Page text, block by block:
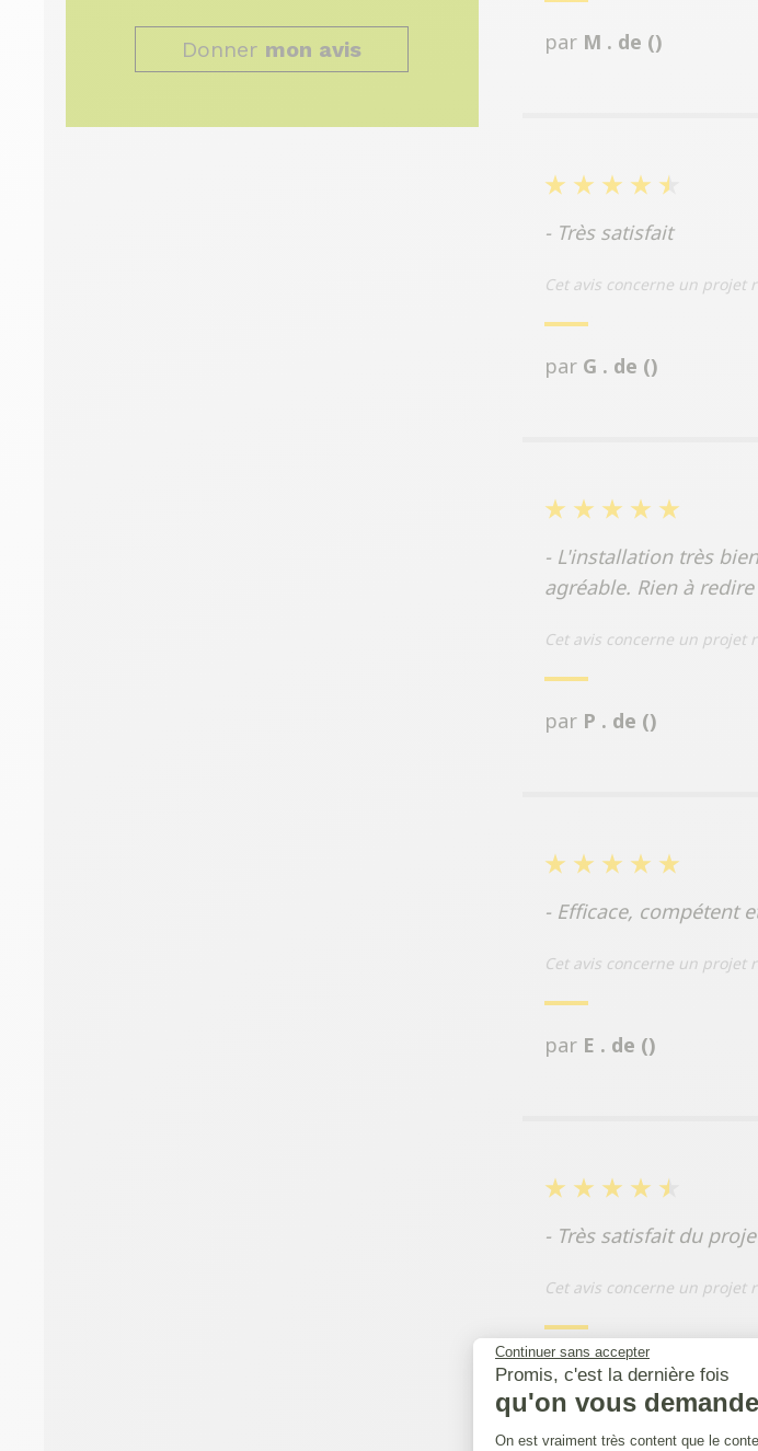
Continuer sans accepter
Promis, c'est la dernière fois
qu'on vous demande
Plateforme de
On est vraiment très content que le
Donner mon avis par M . de ()
- Très satisfait
Cet avis concerne un projet
par G . de ()
- L'installation très
agréable. Rien à redire
Cet avis concerne un projet
par P . de ()
- Efficace, compétent
Cet avis concerne un projet
par E . de ()
- Très satisfait du
Cet avis concerne un projet
parV . de ()